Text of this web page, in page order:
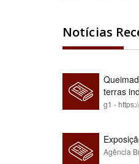
Notícias
terras
g1 -
Agência